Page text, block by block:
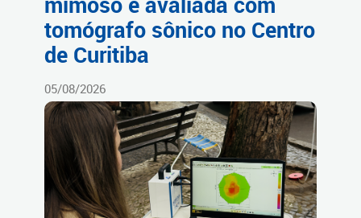
tomógrafo sônico no Centro
de Curitiba
05/08/2026